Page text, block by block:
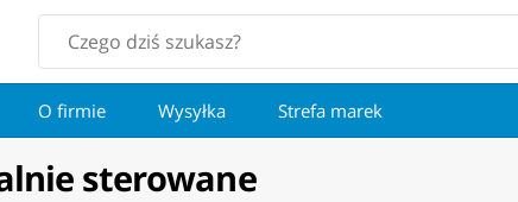
O firmie Wysyłka Strefa marek
sterowane